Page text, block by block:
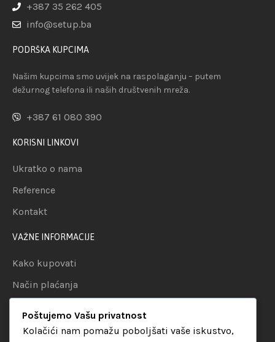
+387 35 262 405
info@setup.ba
PODRŠKA KUPCIMA
Našim kupcima smo uvijek na raspolaganju – putem
dežurnog telefona ili naših društvenih mreža.
+387 61 080 390
KORISNI LINKOVI
Ukratko o nama
Reference
Kontakt
VAŽNE INFORMACIJE
Kako kupovati
Način plaćanja
Politika privatnosti
Poštujemo Vašu privatnost
Kolačići nam pomažu poboljšati vaše iskustvo,